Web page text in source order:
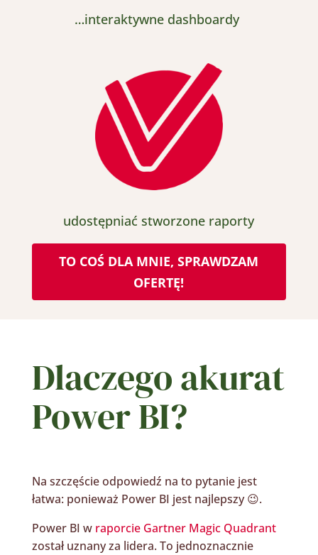
…interaktywne dashboardy
udostępniać stworzone raporty
TO COŚ DLA MNIE, SPRAWDZAM
OFERTĘ!
Dlaczegoakurat
Power BI?
Na szczęście odpowiedź na to pytanie jest
łatwa: ponieważ Power BI jest najlepszy😉.
Power BI w raporcie Gartner Magic Quadrant
został uznany za lidera. To jednoznacznie